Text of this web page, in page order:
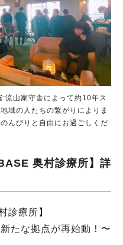
流山家守舎によって約10年ス
域の人たちの繋がりによりま
んびりと自由にお過ごしくだ
奥村診療所】詳
診療所】
たな拠点が再始動！〜